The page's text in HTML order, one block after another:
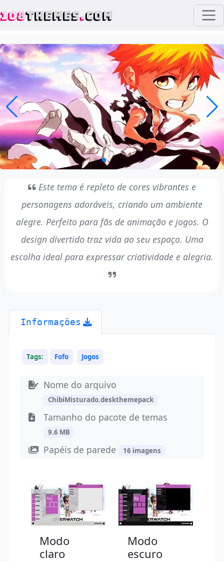
108THEMES.COM
Este tema é repleto de cores vibrantes e
personagens adoráveis, criando um ambiente
alegre. Perfeito para fãs de animação e jogos. O
design divertido traz vida ao seu espaço. Uma
escolha ideal para expressar criatividade e alegria.
Informações
Tags: Fofo Jogos
Nome do arquivo
ChibiMisturado.deskthemepack
Tamanho do pacote de temas
9.6 MB
Papéis de parede 16 imagens
Modo
claro
Modo
escuro